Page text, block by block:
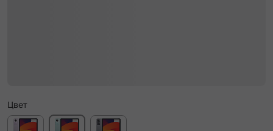
Цвет